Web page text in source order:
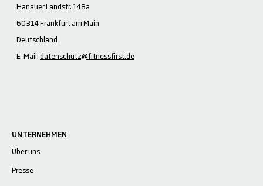
Hanauer Landstr. 148a
60314 Frankfurt am Main
Deutschland
E-Mail:datenschutz@fitnessfirst.de
UNTERNEHMEN
Über uns
Presse